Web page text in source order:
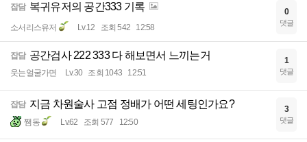
잡담 복귀유저의 공간333 기록
소서리스유저 Lv.12 조회 542 12:58
0
댓글
잡담 공간검사 222 333 다 해보면서 느끼는거
웃는얼굴가면 Lv.30 조회 1043 12:51
1
댓글
잡담 지금 차원술사 고점 정배가 어떤 세팅인가요?
쨈동 Lv.62 조회 577 12:50
3
댓글